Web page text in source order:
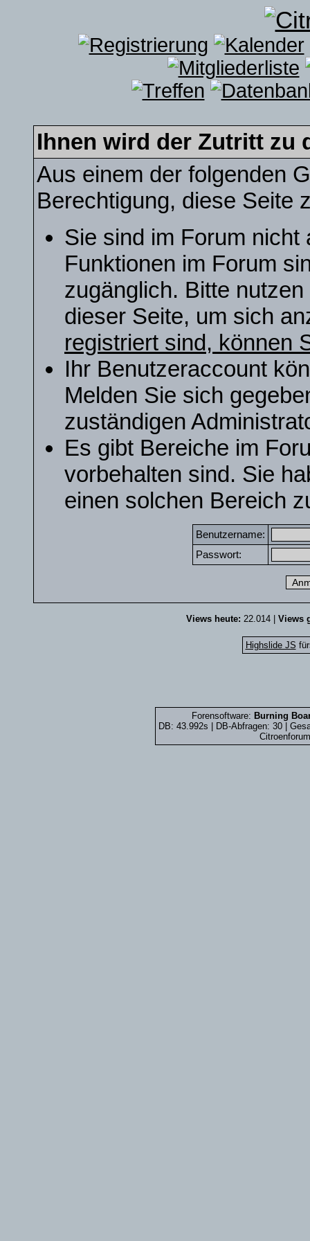
Ihnen wird der Zutritt zu
Aus einem der folgenden
Berechtigung, diese Seite
Sie sind im Forum nicht
Funktionen im Forum
zugänglich. Bitte
dieser Seite, um sich
registriert sind, können
Ihr Benutzeraccount
Melden Sie sich
zuständigen
Es gibt Bereiche im
vorbehalten sind. Sie
einen solchen Bereich
Benutzername:
Passwort:
Views heute: 22.014 | Views
Highslide JS
Forensoftware: Burning
DB: 43.992s | DB-Abfragen: 30 |